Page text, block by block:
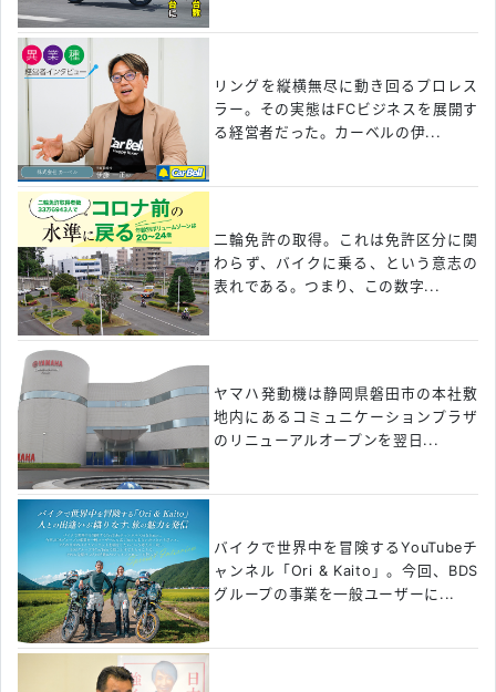
リングを縦横無尽に動き回るプロレス
ラー。その実態はFCビジネスを展開す
る経営者だった。カーベルの伊...
二輪免許の取得。これは免許区分に関
わらず、バイクに乗る、という意志の
表れである。つまり、この数字...
ヤマハ発動機は静岡県磐田市の本社敷
地内にあるコミュニケーションプラザ
のリニューアルオープンを翌日...
バイクで世界中を冒険するYouTubeチ
ャンネル「Ori & Kaito」。今回、BDS
グループの事業を一般ユーザーに...